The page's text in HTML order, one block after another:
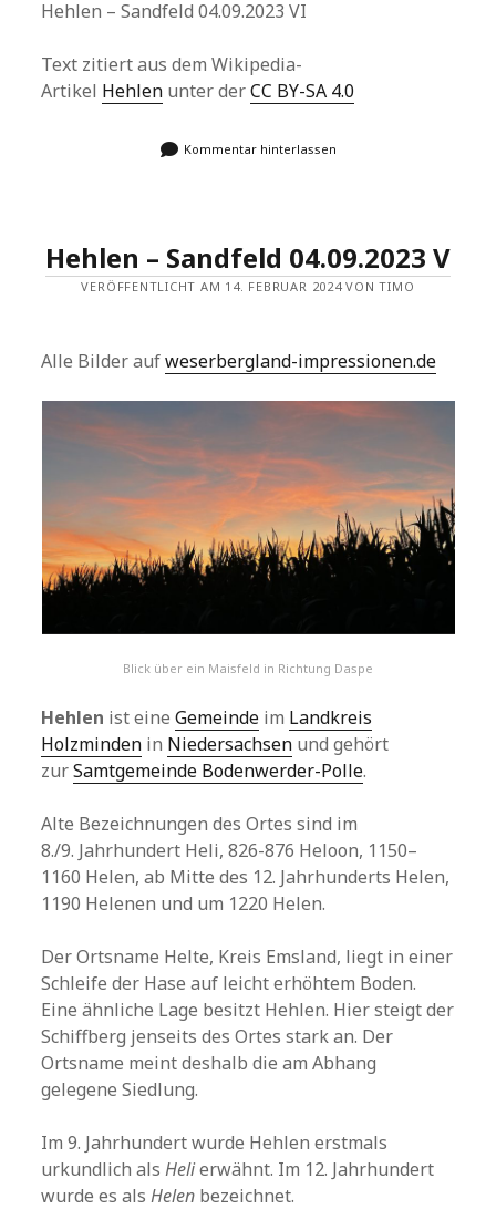
Hehlen – Sandfeld 04.09.2023 VI
Text zitiert aus dem Wikipedia-
Artikel Hehlen unter derCC BY-SA 4.0
Kommentar hinterlassen
Hehlen – Sandfeld 04.09.2023 V
VERÖFFENTLICHT AM 14. FEBRUAR 2024 VON TIMO
Alle Bilder aufweserbergland-impressionen.de
Blick über ein Maisfeld in Richtung Daspe
Hehlen ist eineGemeinde im Landkreis
Holzminden in Niedersachsen und gehört
zurSamtgemeinde Bodenwerder-Polle.
Alte Bezeichnungen des Ortes sind im
8./9. Jahrhundert Heli, 826-876 Heloon, 1150–
1160 Helen, ab Mitte des 12. Jahrhunderts Helen,
1190 Helenen und um 1220 Helen.
Der Ortsname Helte, Kreis Emsland, liegt in einer
Schleife der Hase auf leicht erhöhtem Boden.
Eine ähnliche Lage besitzt Hehlen. Hier steigt der
Schiffberg jenseits des Ortes stark an. Der
Ortsname meint deshalb die am Abhang
gelegene Siedlung.
Im 9. Jahrhundert wurde Hehlen erstmals
urkundlich alsHelierwähnt. Im 12. Jahrhundert
wurde es alsHelen bezeichnet.